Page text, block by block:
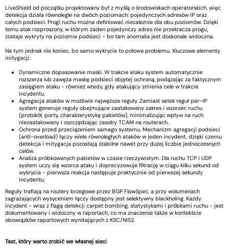
LiveShield od początku projektowany był z myślą o środowiskach operatorskich, więc
detekcja działa równolegle na dwóch poziomach: pojedynczych adresów IP oraz
całych podsieci. Progi ruchu można definiować niezależnie dla obu poziomów. Dzięki
temu atak rozproszony, w którym żaden pojedynczy adres nie przekracza progu,
zostaje wykryty na poziomie podsieci - bo tam anomalia jest doskonale widoczna.
Na tym jednak nie koniec, bo samo wykrycie to połowa problemu. Kluczowe elementy
mitygacji:
Dynamiczne dopasowanie maski. W trakcie ataku system automatycznie
rozszerza lub zawęża maskę podsieci objętej ochroną, podążając za faktycznym
zasięgiem ataku - również wtedy, gdy atakujący zmienia cele w trakcie
incydentu.
Agregacja ataków w możliwie najwęższe reguły. Zamiast setek reguł per-IP
system generuje reguły obejmujące zaatakowany zakres i wzorzec ruchu
(protokół, porty, charakterystykę pakietów), minimalizując wpływ na ruch
niezaatakowany i oszczędzając zasoby TCAM na routerach.
Ochrona przed przeciążeniem samego systemu. Mechanizm agregacji podsieci
(anti-overload) łączy wiele równoległych ataków w jeden incydent, dzięki czemu
detekcja i mitygacja pozostają stabilne nawet przy dużej liczbie jednoczesnych
celów.
Analiza próbkowanych pakietów w czasie rzeczywistym. Dla ruchu TCP i UDP
system uczy się wzorca ataku i doprecyzowuje filtrację w ciągu kilku sekund od
wykrycia - pierwsza reakcja następuje praktycznie od pierwszej sekundy
incydentu.
Reguły trafiają na routery brzegowe przez BGP FlowSpec, a przy wolumenach
zagrażających wysyceniem łączy dostępny jest selektywny blackholing. Każdy
incydent - wraz z flagą detekcji carpet bombing, statystykami i próbkami ruchu - jest
dokumentowany i widoczny w raportach, co ma znaczenie także w kontekście
obowiązków raportowych wynikających z KSC/NIS2.
Test, który warto zrobić we własnej sieci